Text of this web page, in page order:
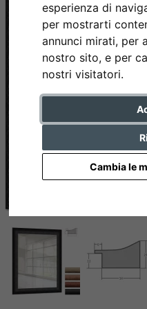
esperienza di
per mostrarti
annunci mirati, per
nostro sito, e per
nostri visitatori.
Cambia le
Indietro